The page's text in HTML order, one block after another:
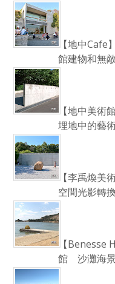
【地中Cafe
館建物和無
【地中美術
埋地中的藝
【李禹煥美
空間光影轉
【Benesse
館 沙灘海